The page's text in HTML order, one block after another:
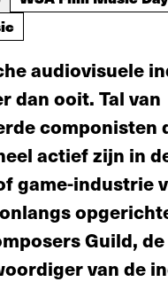
audiovisuele
dan ooit. Tal van
componisten
actief zijn in
game-industrie
Guild, de
van de